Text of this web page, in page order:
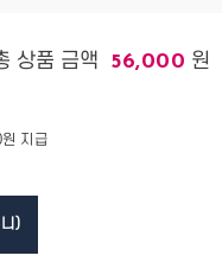
상품 금액 56,000 원
지급
)